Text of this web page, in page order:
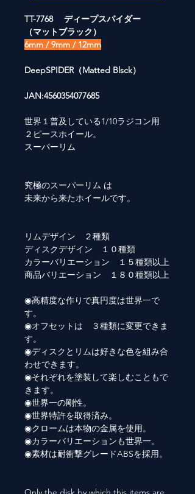
TT-7768 ディープスパイダー
（マットブラック）
6mm / 9mm / 12mm
DeepSPIDER（Matted Blsck）
JAN:4560354077685
世界１普及している1/10ラジコン用
２ピースホイール。
スーパーリム
究極のスーパーリム は
未来から来たホイールです。
リムデザイン ２種類
ディスクデザイン １０種類
カラーバリエーション １５種類以上
商品バリエーション １８０種類以上
◉高精度な作りで真円度は世界一で
す。
◉オフセットは ３種類に変更できま
す。
◉ディスクとリムは好きな色を組み合
わせできます。
◉それぞれを塗装して楽しむこともで
きます。
◉世界一の剛性。
◉世界特許を取得済み。
◉クロームは本物の金属を使用。
◉カラーバリエーションも世界一。
◉素材は耐衝撃グレードABSを採用。